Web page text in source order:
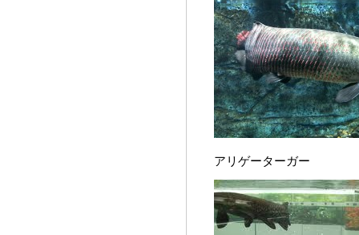
アリゲーターガー